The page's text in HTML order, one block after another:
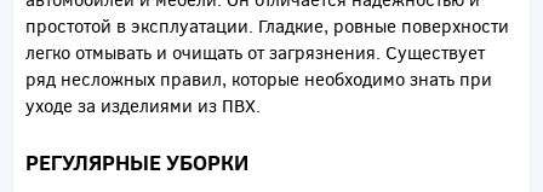
простотой в эксплуатации. Гладкие, ровные поверхности
легко отмывать и очищать от загрязнения. Существует
ряд несложных правил, которые необходимо знать при
уходе за изделиями из ПВХ.
РЕГУЛЯРНЫЕ УБОРКИ